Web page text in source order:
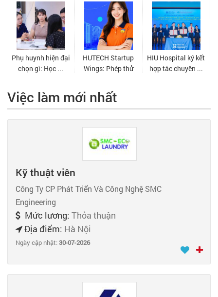
Việc làm mới nhất
Kỹ thuật viên
Công Ty CP Phát Triển Và Công Nghệ SMC
Engineering
Mức lương: Thỏa thuận
Địa điểm: Hà Nội
Ngày cập nhật:30-07-2026